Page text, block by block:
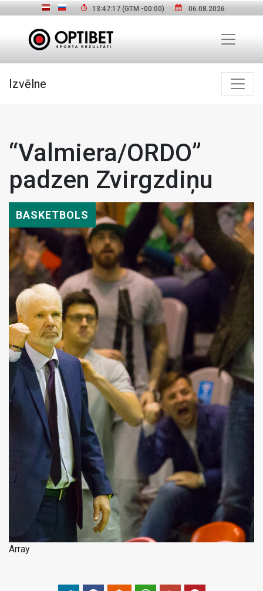
13:47:18(GTM -00:00) 06.08.2026
Izvēlne
“Valmiera/ORDO”
padzen Zvirgzdiņu
BASKETBOLS
Array